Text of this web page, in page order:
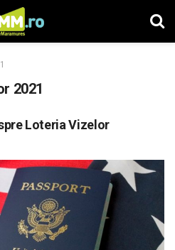
2021
Loteria Vizelor